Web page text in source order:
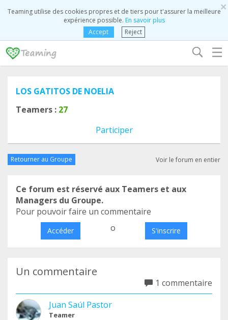
×
Teaming utilise des cookies propres et de tiers pour t'assurer la meilleure
expérience possible. En savoir plus
Accept
Reject
☰
LOS GATITOS DE NOELIA
Teamers : 27
Participer
Retourner au Groupe Voir le forum en entier
Ce forum est réservé aux Teamers et aux
Managers du Groupe.
Pour pouvoir faire un commentaire
Accéder o S'inscrire
Un commentaire
1 commentaire
Juan Saúl Pastor
Teamer